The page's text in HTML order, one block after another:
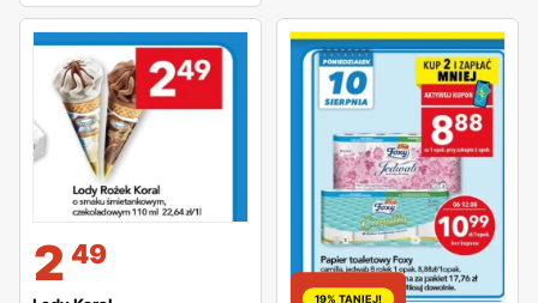
2 49
19% TANIEJ!